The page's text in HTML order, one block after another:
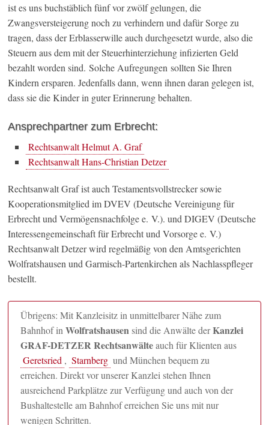
ist es uns buchstäblich fünf vor zwölf gelungen, die
Zwangsversteigerung noch zu verhindern und dafür Sorge zu
tragen, dass der Erblasserwille auch durchgesetzt wurde, also die
Steuern aus dem mit der Steuerhinterziehung infizierten Geld
bezahlt worden sind. Solche Aufregungen sollten Sie Ihren
Kindern ersparen. Jedenfalls dann, wenn ihnen daran gelegen ist,
dass sie die Kinder in guter Erinnerung behalten.
Ansprechpartner zum Erbrecht:
Rechtsanwalt Helmut A. Graf
Rechtsanwalt Hans-Christian Detzer
Rechtsanwalt Graf ist auch Testamentsvollstrecker sowie
Kooperationsmitglied im DVEV (Deutsche Vereinigung für
Erbrecht und Vermögensnachfolge e. V.). und DIGEV (Deutsche
Interessengemeinschaft für Erbrecht und Vorsorge e. V.)
Rechtsanwalt Detzer wird regelmäßig von den Amtsgerichten
Wolfratshausen und Garmisch-Partenkirchen als Nachlasspfleger
bestellt.
Übrigens: Mit Kanzleisitz in unmittelbarer Nähe zum
Bahnhof inWolfratshausensind die Anwälte derKanzlei
GRAF-DETZER Rechtsanwälteauch für Klienten aus
Geretsried , Starnberg und München bequem zu
erreichen. Direkt vor unserer Kanzlei stehen Ihnen
ausreichend Parkplätze zur Verfügung und auch von der
Bushaltestelle am Bahnhof erreichen Sie uns mit nur
wenigen Schritten.